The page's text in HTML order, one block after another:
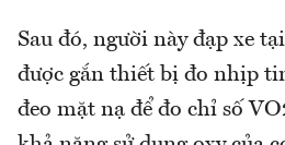
Sau đó, người này đạp xe
được gắn thiết bị đo nhịp
đeo mặt nạ để đo chỉ số